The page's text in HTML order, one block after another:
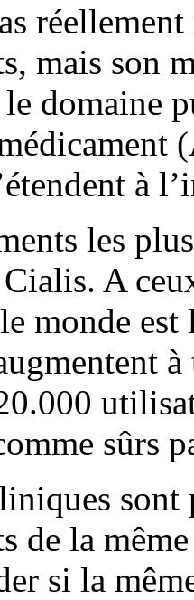
mais son
domaine
à
les
A
monde
sûrs
de la
si la